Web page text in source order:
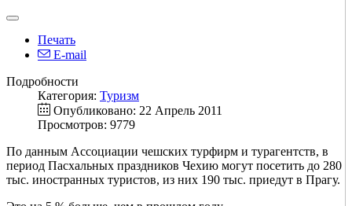
Печать
E-mail
Подробности
Категория: Туризм
Опубликовано: 22 Апрель 2011
Просмотров: 9779
По данным Ассоциации чешских турфирм и турагентств, в
период Пасхальных праздников Чехию могут посетить до 280
тыс. иностранных туристов, из них 190 тыс. приедут в Прагу.